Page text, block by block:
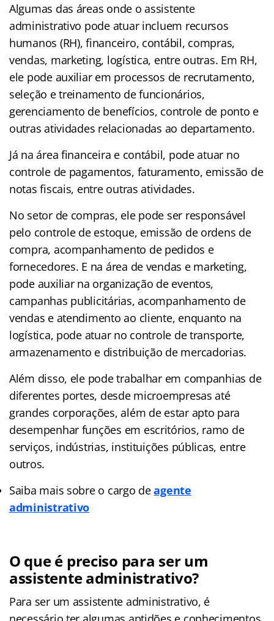
Algumas das áreas onde o assistente
administrativo pode atuar incluem recursos
humanos (RH), financeiro, contábil, compras,
vendas, marketing, logística, entre outras. Em RH,
ele pode auxiliar em processos de recrutamento,
seleção e treinamento de funcionários,
gerenciamento de benefícios, controle de ponto e
outras atividades relacionadas ao departamento.
Já na área financeira e contábil, pode atuar no
controle de pagamentos, faturamento, emissão de
notas fiscais, entre outras atividades.
No setor de compras, ele pode ser responsável
pelo controle de estoque, emissão de ordens de
compra, acompanhamento de pedidos e
fornecedores. E na área de vendas e marketing,
pode auxiliar na organização de eventos,
campanhas publicitárias, acompanhamento de
vendas e atendimento ao cliente, enquanto na
logística, pode atuar no controle de transporte,
armazenamento e distribuição de mercadorias.
Além disso, ele pode trabalhar em companhias de
diferentes portes, desde microempresas até
grandes corporações, além de estar apto para
desempenhar funções em escritórios, ramo de
serviços, indústrias, instituições públicas, entre
outros.
Saiba mais sobre o cargo deagente
administrativo
O que é preciso para ser um
assistente administrativo?
Para ser um assistente administrativo, é